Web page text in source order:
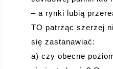
– a rynki lubią
TO patrząc szerzej
się zastanawiać:
a) czy obecne